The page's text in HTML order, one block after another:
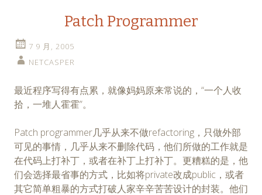
Patch Programmer
7 9 月, 2005
NETCASPER
最近程序写得有点累，就像妈妈原来常说的，“一个人收
拾，一堆人霍霍”。
Patch programmer几乎从来不做refactoring，只做外部
可见的事情，几乎从来不删除代码，他们所做的工作就是
在代码上打补丁，或者在补丁上打补丁。更糟糕的是，他
们会选择最省事的方式，比如将private改成public，或者
其它简单粗暴的方式打破人家辛辛苦苦设计的封装。他们